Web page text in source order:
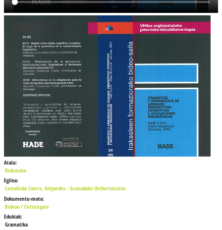
Atala:
Bideoteka
Egilea:
Castañeda Castro, Alejandro - Granadako Unibertsitatea
Dokumentu-mota:
Bideoa / Entzungaia
Edukiak:
Gramatika